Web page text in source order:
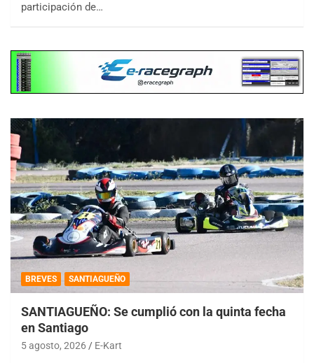
participación de…
BREVES SANTIAGUEÑO
SANTIAGUEÑO: Se cumplió con la quinta fecha
en Santiago
5 agosto, 2026 E-Kart